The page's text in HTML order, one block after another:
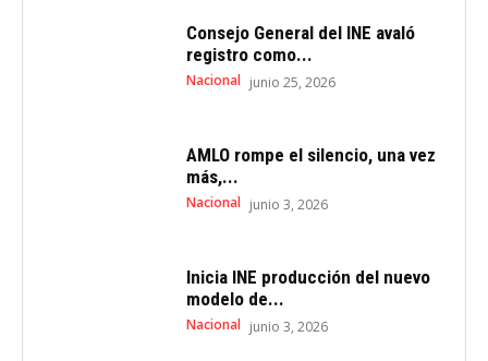
Consejo General del INE avaló
registro como...
Nacional junio 25, 2026
AMLO rompe el silencio, una vez
más,...
Nacional junio 3, 2026
Inicia INE producción del nuevo
modelo de...
Nacional junio 3, 2026